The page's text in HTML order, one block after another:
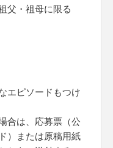
父・祖母に限る
エピソードもつけ
合は、応募票（公
）または原稿用紙